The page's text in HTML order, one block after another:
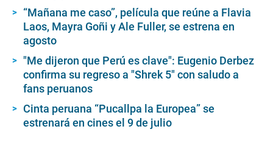
“Mañana me caso”, película que reúne a Flavia
Laos, Mayra Goñi y Ale Fuller, se estrena en
agosto
"Me dijeron que Perú es clave": Eugenio Derbez
confirma su regreso a "Shrek 5" con saludo a
fans peruanos
Cinta peruana “Pucallpa la Europea” se
estrenará en cines el 9 de julio